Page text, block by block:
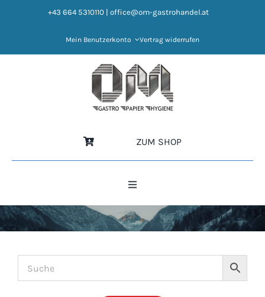
+43 664 5310110 office@om-gastrohandel.at
Mein Benutzerkonto Vertrag widerrufen
ZUM SHOP
Toggle
HOME
NEWS